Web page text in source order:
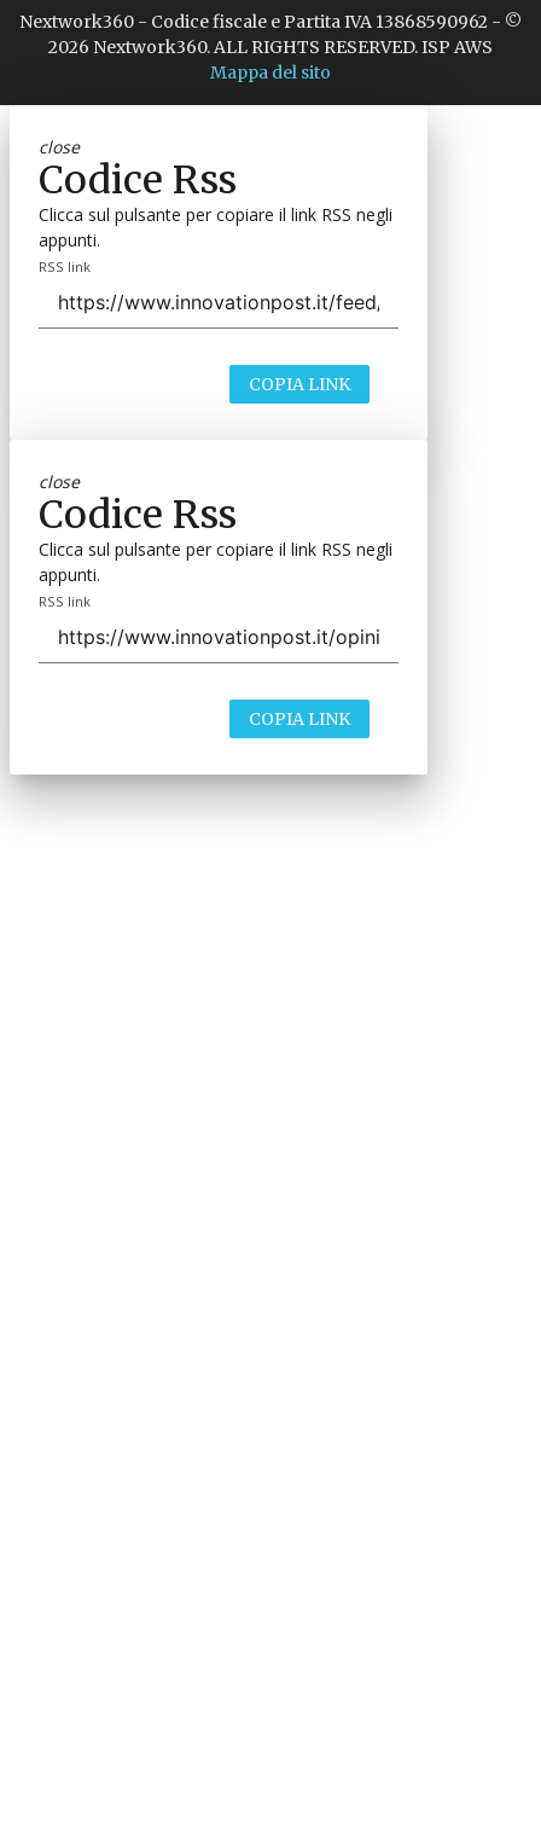
Nextwork360 - Codice fiscale e Partita IVA 13868590962 - ©
2026 Nextwork360. ALL RIGHTS RESERVED. ISP AWS
Mappa del sito
close
Codice Rss
Clicca sul pulsante per copiare il link RSS negli
appunti.
RSS link
COPIA LINK
close
Codice Rss
Clicca sul pulsante per copiare il link RSS negli
appunti.
RSS link
COPIA LINK